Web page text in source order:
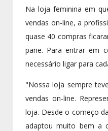
Na loja feminina em
vendas on-line, a
quase 40 compras
pane. Para entrar em
necessário ligar para
"Nossa loja sempre
vendas on-line.
loja. Desde o começo
adaptou muito bem a